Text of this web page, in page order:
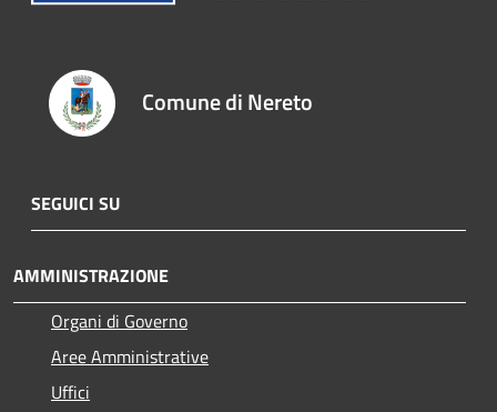
Comune di Nereto
SEGUICI SU
AMMINISTRAZIONE
Organi di Governo
Aree Amministrative
Uffici